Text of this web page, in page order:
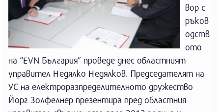
вор с
ръков
одств
ото
на “EVN България” проведе днес областният
управител Недялко Недялков. Председателят на
УС на електроразпределителното дружество
Йорг Золфелнер презентира пред областния